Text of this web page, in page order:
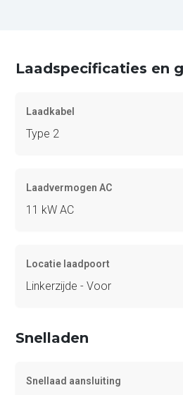
Laadspecificaties en
Laadkabel
Type 2
Laadvermogen AC
11 kW AC
Locatie laadpoort
Linkerzijde - Voor
Snelladen
Snellaad aansluiting